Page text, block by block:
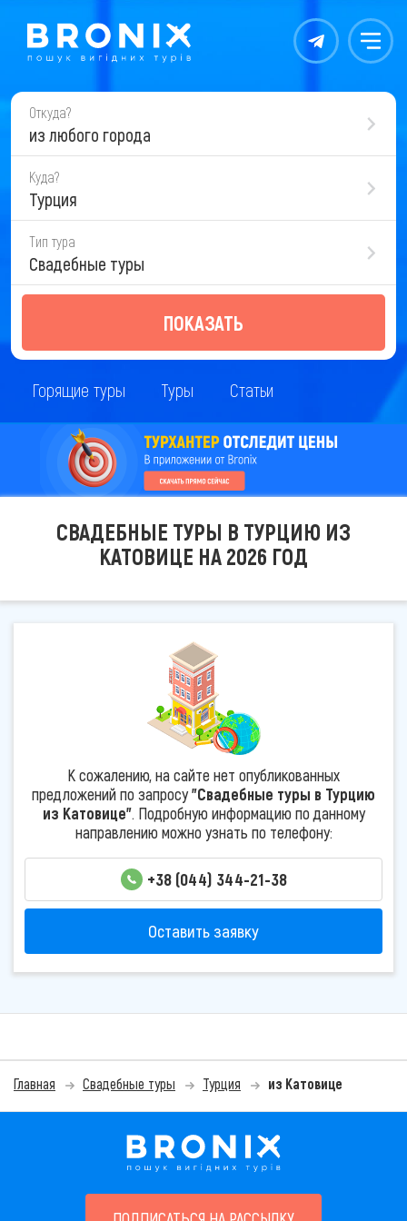
Контакты Меню
Откуда?
из любого города
Куда?
Турция
Тип тура
Свадебные туры
ПОКАЗАТЬ
Горящие туры Туры Статьи
СВАДЕБНЫЕ ТУРЫ В ТУРЦИЮ ИЗ
КАТОВИЦЕ НА 2026 ГОД
К сожалению, на сайте нет опубликованных
предложений по запросу"Свадебные туры в Турцию
из Катовице". Подробную информацию по данному
направлению можно узнать по телефону:
+38 (044) 344-21-38
Оставить заявку
Главная Свадебные туры Турция из Катовице